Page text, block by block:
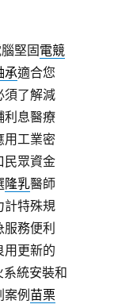
堅固電競
承適合您
須了解減
利息醫療
用工業密
民眾資金
隆乳醫師
計特殊規
務便利
用更新的
統安裝和
例 苗栗